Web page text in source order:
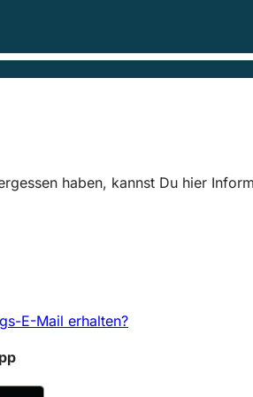
haben, kannst Du hier
E-Mail erhalten?